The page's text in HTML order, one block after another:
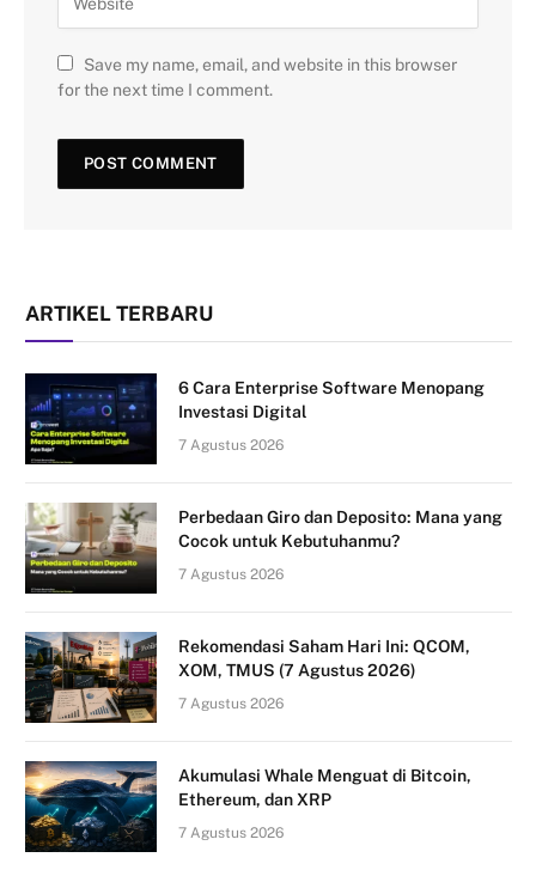
Save my name, email, and website in this browser
for the next time I comment.
ARTIKEL TERBARU
6 Cara Enterprise Software Menopang
Investasi Digital
7 Agustus 2026
Perbedaan Giro dan Deposito: Mana yang
Cocok untuk Kebutuhanmu?
7 Agustus 2026
Rekomendasi Saham Hari Ini: QCOM,
XOM, TMUS (7 Agustus 2026)
7 Agustus 2026
Akumulasi Whale Menguat di Bitcoin,
Ethereum, dan XRP
7 Agustus 2026